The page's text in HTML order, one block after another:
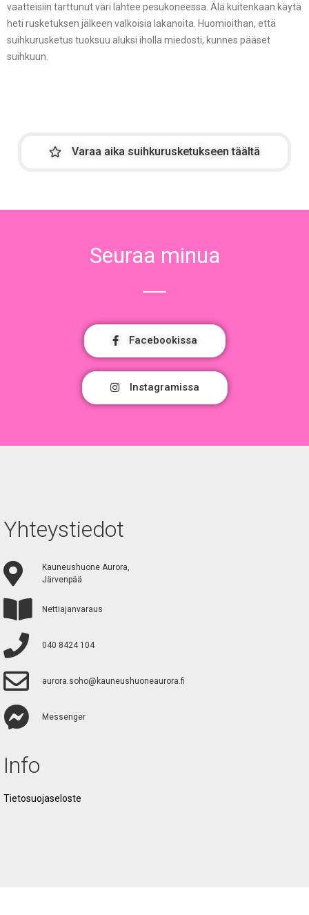
vaatteisiin tarttunut väri lähtee pesukoneessa. Älä kuitenkaan käytä
heti rusketuksen jälkeen valkoisia lakanoita. Huomioithan, että
suihkurusketus tuoksuu aluksi iholla miedosti, kunnes pääset
suihkuun.
Varaa aika suihkurusketukseen täältä
Seuraa minua
Facebookissa
Instagramissa
Yhteystiedot
Kauneushuone Aurora,
Järvenpää
Nettiajanvaraus
040 8424 104
aurora.soho@kauneushuoneaurora.fi
Messenger
Info
Tietosuojaseloste